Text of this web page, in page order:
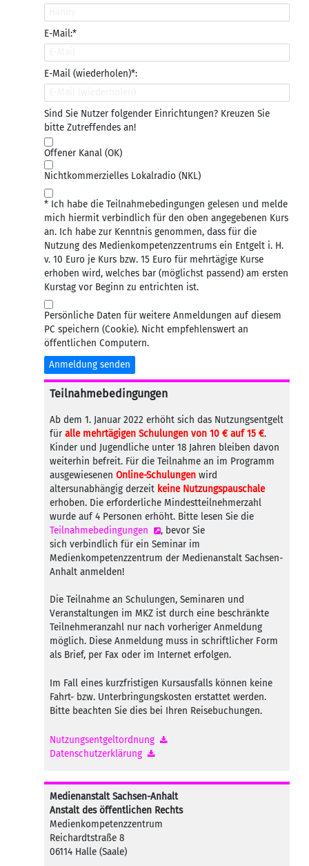
E-Mail:*
E-Mail (wiederholen)*:
Sind Sie Nutzer folgender Einrichtungen? Kreuzen Sie
bitte Zutreffendes an!
Offener Kanal (OK)
Nichtkommerzielles Lokalradio (NKL)
* Ich habe die Teilnahmebedingungen gelesen und melde
mich hiermit verbindlich für den oben angegebenen Kurs
an. Ich habe zur Kenntnis genommen, dass für die
Nutzung des Medienkompetenzzentrums ein Entgelt i. H.
v. 10 Euro je Kurs bzw. 15 Euro für mehrtägige Kurse
erhoben wird, welches bar (möglichst passend) am ersten
Kurstag vor Beginn zu entrichten ist.
Persönliche Daten für weitere Anmeldungen auf diesem
PC speichern (Cookie). Nicht empfehlenswert an
öffentlichen Computern.
Anmeldung senden
Teilnahmebedingungen
Ab dem 1. Januar 2022 erhöht sich das Nutzungsentgelt
für alle mehrtägigen Schulungen von 10 € auf 15 €.
Kinder und Jugendliche unter 18 Jahren bleiben davon
weiterhin befreit. Für die Teilnahme an im Programm
ausgewiesenen Online-Schulungen wird
altersunabhängig derzeit keine Nutzungspauschale
erhoben. Die erforderliche Mindestteilnehmerzahl
wurde auf 4 Personen erhöht. Bitte lesen Sie die
Teilnahmebedingungen
, bevor Sie
sich verbindlich für ein Seminar im
Medienkompetenzzentrum der Medienanstalt Sachsen-
Anhalt anmelden!
Die Teilnahme an Schulungen, Seminaren und
Veranstaltungen im MKZ ist durch eine beschränkte
Teilnehmeranzahl nur nach vorheriger Anmeldung
möglich. Diese Anmeldung muss in schriftlicher Form
als Brief, per Fax oder im Internet erfolgen.
Im Fall eines kurzfristigen Kursausfalls können keine
Fahrt- bzw. Unterbringungskosten erstattet werden.
Bitte beachten Sie dies bei Ihren Reisebuchungen.
Nutzungsentgeltordnung
Datenschutzerklärung
Medienanstalt Sachsen-Anhalt
Anstalt des öffentlichen Rechts
Medienkompetenzzentrum
Reichardtstraße 8
06114 Halle (Saale)